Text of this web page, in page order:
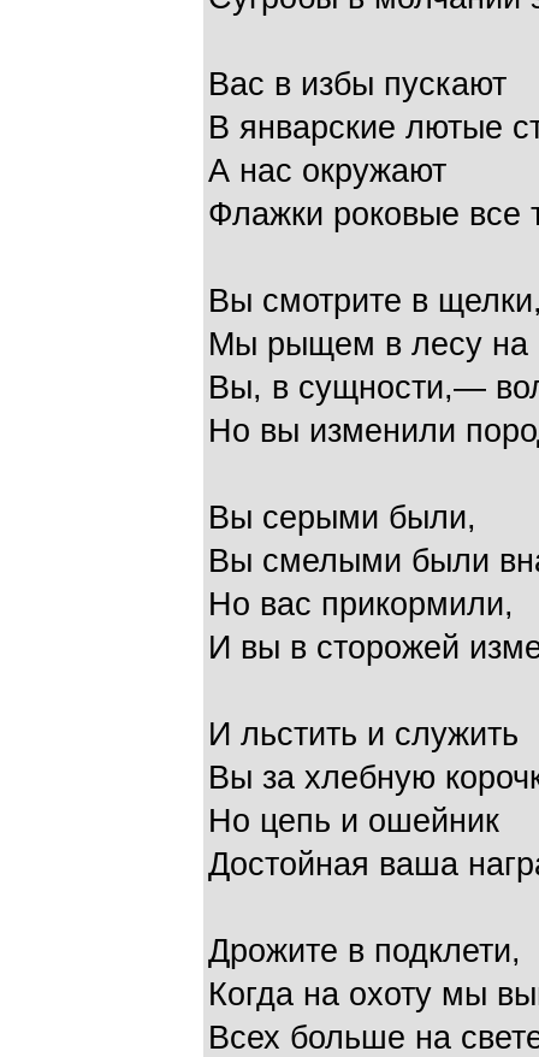
Вас в избы пускают
В январские лютые
А нас окружают
Флажки роковые все
Вы смотрите в
Мы рыщем в лесу на
Вы, в сущности,—
Но вы изменили
Вы серыми были,
Вы смелыми были
Но вас прикормили,
И вы в сторожей
И льстить и служить
Вы за хлебную
Но цепь и ошейник
Достойная ваша
Дрожите в подклети,
Когда на охоту мы
Всех больше на